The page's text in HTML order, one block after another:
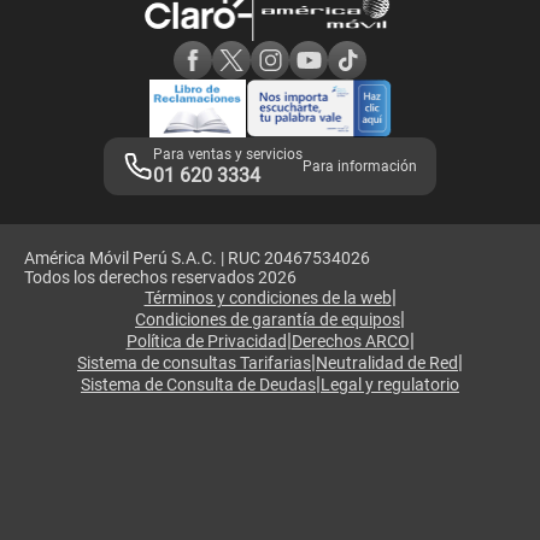
Adquirientes iPhone 6, 6S y SE
Mensaje de Seguridad
Términos y Condiciones de Tienda Claro
Libro de Reclamaciones
Legales de marketplace
Para ventas y servicios
01 620 3334 Para información
América Móvil Perú S.A.C. | RUC 20467534026
Todos los derechos reservados 2026
Términos y condiciones de la web|
Condiciones de garantía de equipos|
Política de Privacidad|Derechos ARCO|
Sistema de consultas Tarifarias|Neutralidad de Red|
Sistema de Consulta de Deudas|Legal y regulatorio